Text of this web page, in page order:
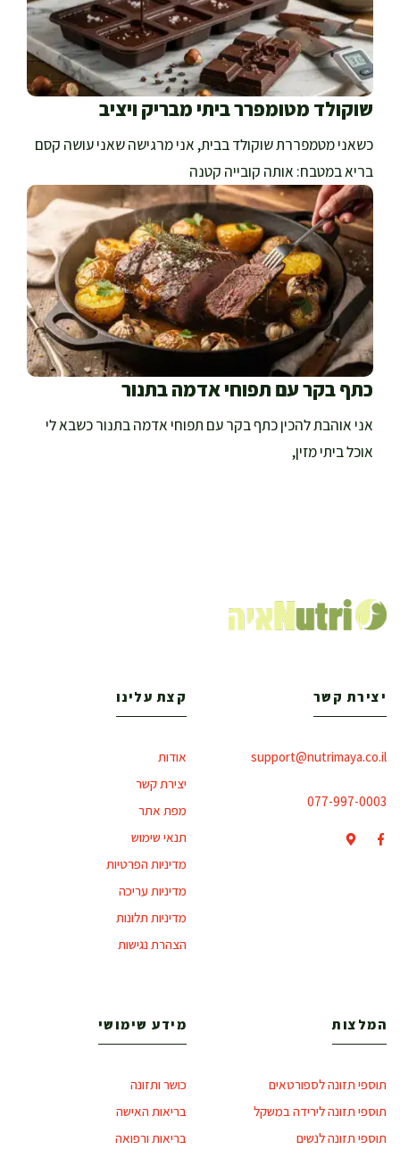
שוקולד מטומפרר ביתי מבריק ויציב
כשאני מטמפררת שוקולד בבית, אני מרגישה שאני עושה קסם
בריא במטבח: אותה קובייה קטנה
כתף בקר עם תפוחי אדמה בתנור
אני אוהבת להכין כתף בקר עם תפוחי אדמה בתנור כשבא לי
אוכל ביתי מזין,
יצירת קשר
support@nutrimaya.co.il
077-997-0003
קצת עלינו
אודות
יצירת קשר
מפת אתר
תנאי שימוש
מדיניות הפרטיות
מדיניות עריכה
מדיניות תלונות
הצהרת נגישות
המלצות
תוספי תזונה לספורטאים
תוספי תזונה לירידה במשקל
תוספי תזונה לנשים
מידע שימושי
כושר ותזונה
בריאות האישה
בריאות ורפואה